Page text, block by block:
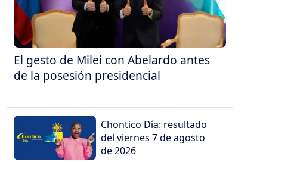
El gesto de Milei con Abelardo antes
de la posesión presidencial
Chontico Día: resultado
del viernes 7 de agosto
de 2026